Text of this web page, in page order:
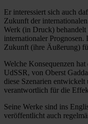
Er interessiert sich auch
Zukunft der
Werk (in Druck) behandelt
internationaler
Zukunft (ihre Äußerung)
Welche Konsequenzen
UdSSR, von Oberst
diese Szenarien
verantwortlich für die
Seine Werke sind ins
veröffentlicht auch